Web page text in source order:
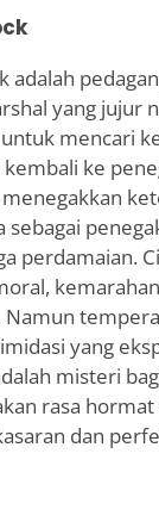
adalah
yang jujur
mencari
ke
sebagai
perdamaian.
Namun
yang
misteri
rasa
dan